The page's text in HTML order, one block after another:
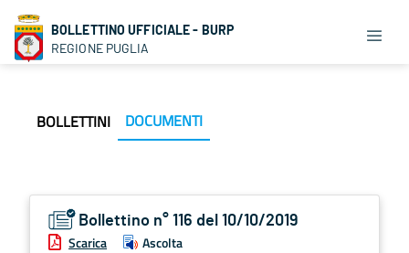
BOLLETTINO UFFICIALE - BURP
REGIONE PUGLIA
BOLLETTINI DOCUMENTI
Bollettino n° 116 del 10/10/2019
Scarica Ascolta